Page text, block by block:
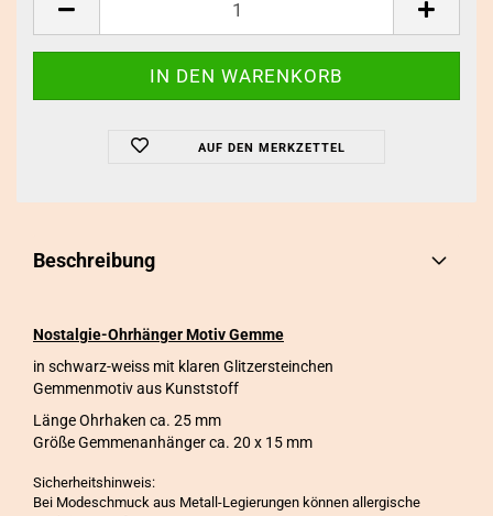
AUF DEN MERKZETTEL
Beschreibung
Nostalgie-Ohrhänger Motiv Gemme
in schwarz-weiss mit klaren Glitzersteinchen
Gemmenmotiv aus Kunststoff
Länge Ohrhaken ca. 25 mm
Größe Gemmenanhänger ca. 20 x 15 mm
Sicherheitshinweis:
Bei Modeschmuck aus Metall-Legierungen können allergische